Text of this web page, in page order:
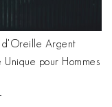
d'Oreille Argent
Unique pour Hommes